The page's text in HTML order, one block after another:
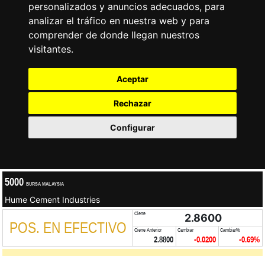
personalizados y anuncios adecuados, para
analizar el tráfico en nuestra web y para
comprender de donde llegan nuestros
visitantes.
Aceptar
Rechazar
Configurar
5000 BURSA MALAYSIA
Hume Cement Industries
POS. EN EFECTIVO
Cierre 2.8600
Cierre Anterior
2.8800
Cambiar
-0.0200
Cambiar%
-0.69%